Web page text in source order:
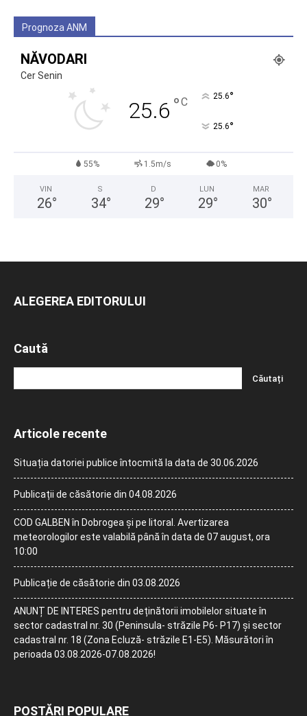
Prognoza ANM
NĂVODARI
Cer Senin
25.6 °C 25.6°
25.6°
55% 1.5m/s 0%
VIN
26°
S
34°
D
29°
LUN
29°
MAR
30°
ALEGEREA EDITORULUI
Caută
Articole recente
Situația datoriei publice întocmită la data de 30.06.2026
Publicații de căsătorie din 04.08.2026
COD GALBEN în Dobrogea și pe litoral. Avertizarea
meteorologilor este valabilă până în data de 07 august, ora
10:00
Publicație de căsătorie din 03.08.2026
ANUNȚ DE INTERES pentru deținătorii imobilelor situate în
sector cadastral nr. 30 (Peninsula- străzile P6- P17) și sector
cadastral nr. 18 (Zona Ecluză- străzile E1-E5). Măsurători în
perioada 03.08.2026-07.08.2026!
POSTĂRI POPULARE